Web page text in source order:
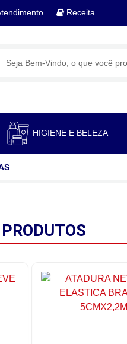
Receita
HIGIENE E BELEZA
PRODUTOS